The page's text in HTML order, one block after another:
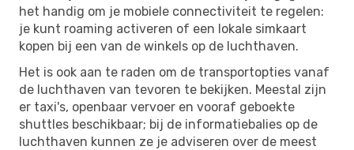
het handig om je mobiele connectiviteit te regelen:
je kunt roaming activeren of een lokale simkaart
kopen bij een van de winkels op de luchthaven.
Het is ook aan te raden om de transportopties vanaf
de luchthaven van tevoren te bekijken. Meestal zijn
er taxi's, openbaar vervoer en vooraf geboekte
shuttles beschikbaar; bij de informatiebalies op de
luchthaven kunnen ze je adviseren over de meest